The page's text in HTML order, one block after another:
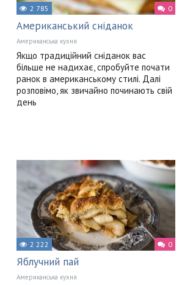
2 785 0
Американський сніданок
Американська кухня
Якщо традиційний сніданок вас
більше не надихає, спробуйте почати
ранок в американському стилі. Далі
розповімо, як звичайно починають свій
день
2 222 0
Яблучний пай
Американська кухня